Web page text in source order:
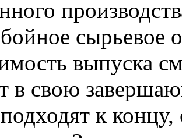
сырьевое
выпуска
в свою
к